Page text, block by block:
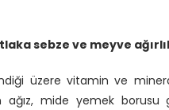
sebze ve meyve
üzere vitamin ve
mide yemek borusu